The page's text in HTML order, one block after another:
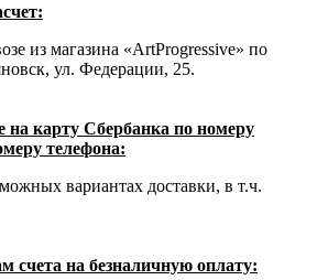
из магазина «ArtProgressive» по
ул. Федерации, 25.
на карту Сбербанка по номеру
телефона:
вариантах доставки, в т.ч.
счета на безналичную оплату: